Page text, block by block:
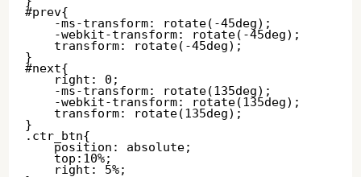
#prev{
    -ms-transform: rotate(-45deg);
    -webkit-transform: rotate(-45deg);
    transform: rotate(-45deg);
}
#next{
    right: 0;
    -ms-transform: rotate(135deg);
    -webkit-transform: rotate(135deg);
    transform: rotate(135deg);
}
.ctr_btn{
    position: absolute;
    top:10%;
    right: 5%;